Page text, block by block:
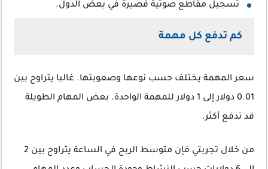
تسجيل مقاطع صوتية قصيرة في بعض الدول.
كم تدفع كل مهمة
سعر المهمة يختلف حسب نوعها وصعوبتها. غالبا يتراوح بين
0.01 دولار إلى 1 دولار للمهمة الواحدة. بعض المهام الطويلة
قد تدفع أكثر.
من خلال تجربتي فإن متوسط الربح في الساعة يتراوح بين 2